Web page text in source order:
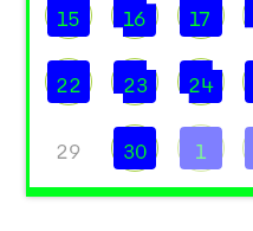
15 16 17
22 23 24
29 30 1